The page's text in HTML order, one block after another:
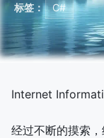
标签： C#
Internet
经过不断的摸索